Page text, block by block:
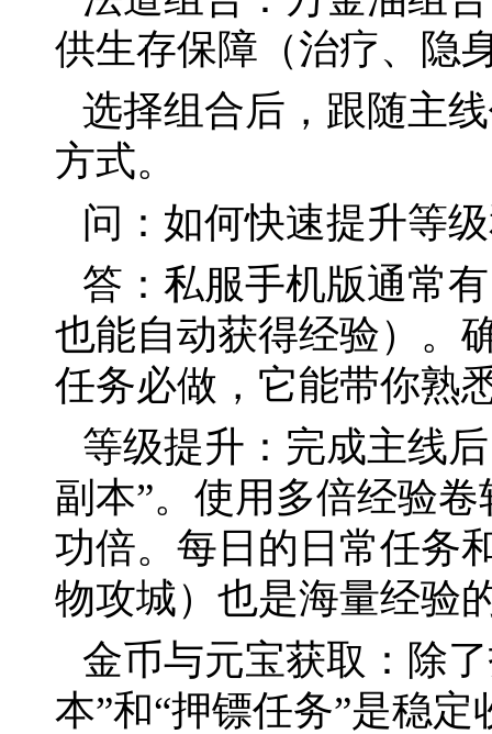
供生存保障（治疗、隐
选择组合后，跟随主
方式。
问：如何快速提升等
答：私服手机版通常
也能自动获得经验）。
任务必做，它能带你熟
等级提升：完成主线
副本”。使用多倍经验
功倍。每日的日常任务
物攻城）也是海量经验
金币与元宝获取：除
本”和“押镖任务”是稳